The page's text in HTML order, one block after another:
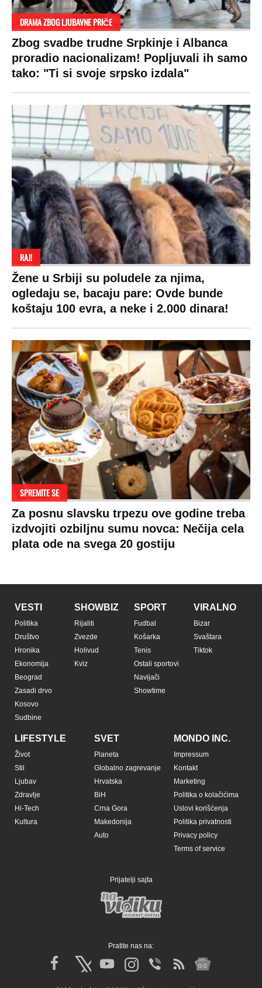
DRAMA ZBOG LJUBAVNE PRIČE
Zbog svadbe trudne Srpkinje i Albanca
proradio nacionalizam! Popljuvali ih samo
tako: "Ti si svoje srpsko izdala"
RAJ!
Žene u Srbiji su poludele za njima,
ogledaju se, bacaju pare: Ovde bunde
koštaju 100 evra, a neke i 2.000 dinara!
SPREMITE SE
Za posnu slavsku trpezu ove godine treba
izdvojiti ozbiljnu sumu novca: Nečija cela
plata ode na svega 20 gostiju
VESTI
Politika
Društvo
Hronika
Ekonomija
Beograd
Zasadi drvo
Kosovo
Sudbine
SHOWBIZ
Rijaliti
Zvezde
Holivud
Kviz
SPORT
Fudbal
Košarka
Tenis
Ostali sportovi
Navijači
Showtime
VIRALNO
Bizar
Svaštara
Tiktok
LIFESTYLE
Život
Stil
Ljubav
Zdravlje
Hi-Tech
Kultura
SVET
Planeta
Globalno zagrevanje
Hrvatska
BiH
Crna Gora
Makedonija
Auto
MONDO INC.
Impressum
Kontakt
Marketing
Politika o kolačićima
Uslovi korišćenja
Politika privatnosti
Privacy policy
Terms of service
Prijatelji sajta
Pratite nas na: